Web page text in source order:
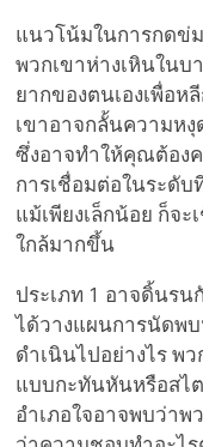
แนวโน้มในการกดข่
พวกเขาห่างเหินในบ
ยากของตนเองเพื่อห
เขาอาจกลั้นความห
ซึ่งอาจทำให้คุณต้อง
การเชื่อมต่อในระดั
แม้เพียงเล็กน้อย ก็จ
ใกล้มากขึ้น
ประเภท 1 อาจดิ้นร
ได้วางแผนการนัดพ
ดำเนินไปอย่างไร พ
แบบกะทันหันหรือสไ
อำเภอใจอาจพบว่า